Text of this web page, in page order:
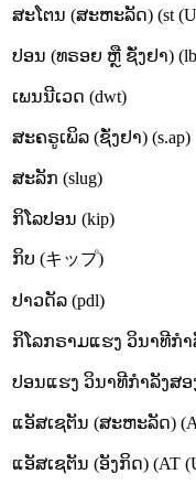
ສະໂຕນ (ສະຫະລັດ) (st
ປອນ (ທຣອຍ ຫຼື ຊັ່ງຢາ)
ເພນນີເວດ (dwt)
ສະຄຣູເພິລ (ຊັ່ງຢາ) (s.ap)
ສະລັກ (slug)
ກິໂລປອນ (kip)
ກິບ (キップ)
ປາວດັລ (pdl)
ກິໂລກຣາມແຮງ ວິນາທີກຳ
ປອນແຮງ ວິນາທີກຳລັງສອງ
ແອັສເຊຕັນ (ສະຫະລັດ)
ແອັສເຊຕັນ (ອັງກິດ) (AT